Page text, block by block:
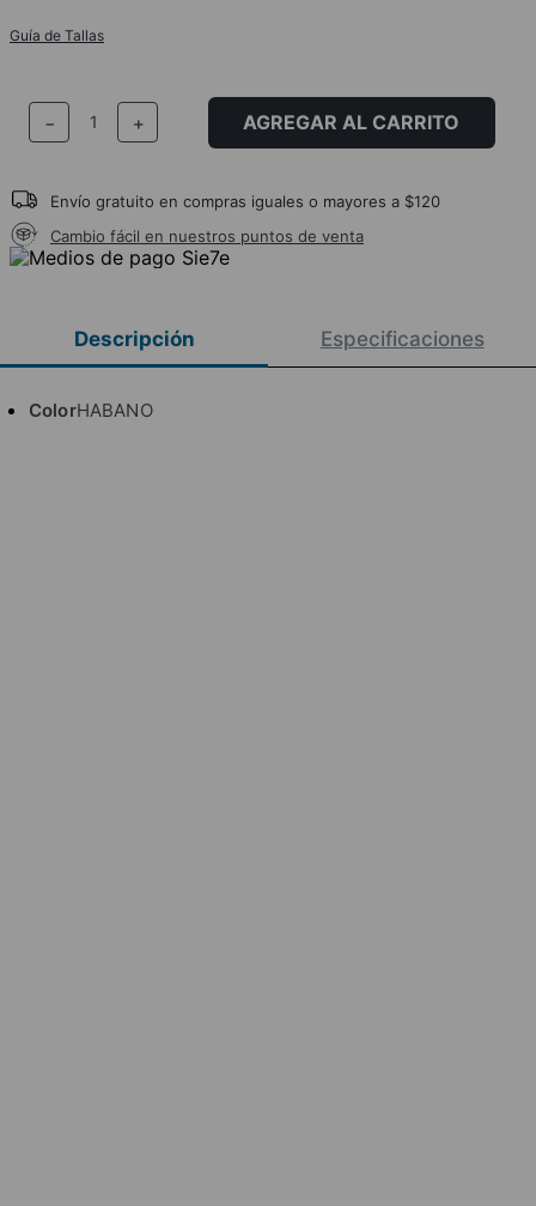
Guía de Tallas
＋
－ AGREGAR AL CARRITO
Envío gratuito en compras iguales o mayores a $120
Cambio fácil en nuestros puntos de venta
Descripción Especificaciones
ColorHABANO